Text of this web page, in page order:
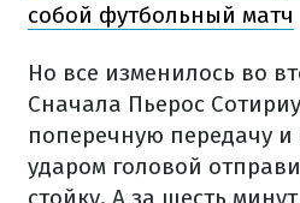
собой футбольный матч
Но все изменилось во
Сначала Пьерос
поперечную передачу
ударом головой